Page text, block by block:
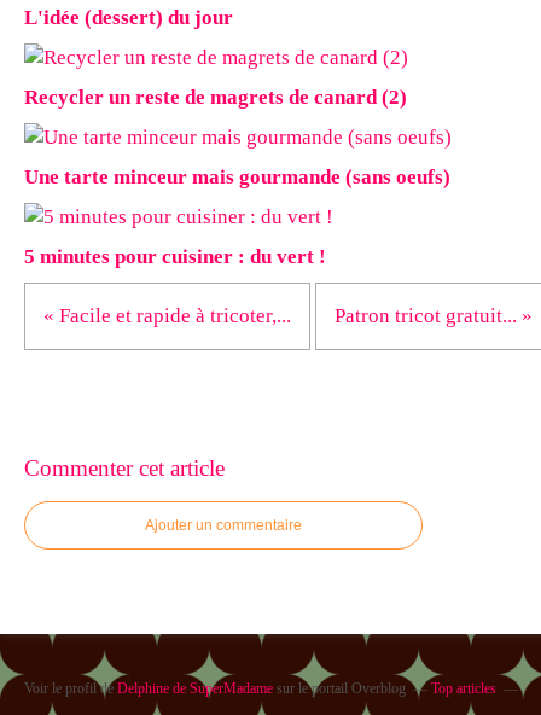
L'idée (dessert) du jour
Recycler un reste de magrets de canard (2)
Une tarte minceur mais gourmande (sans oeufs)
5 minutes pour cuisiner : du vert !
« Facile et rapide à tricoter,... Patron tricot gratuit... »
Commenter cet article
Ajouter un commentaire
Voir le profil de Delphine de SuperMadamesur le portail Overblog Top articles